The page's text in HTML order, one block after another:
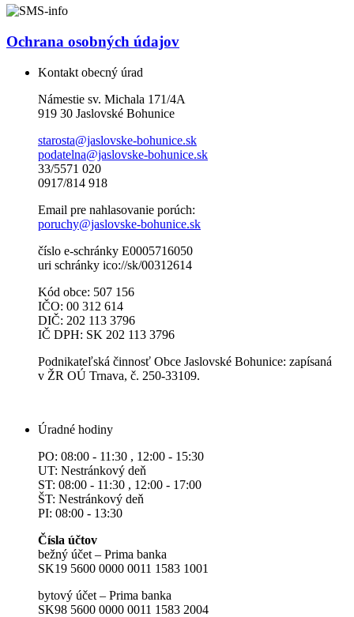
Ochrana osobných údajov
Kontakt obecný úrad
Námestie sv. Michala 171/4A
919 30 Jaslovské Bohunice
starosta@jaslovske-bohunice.sk
podatelna@jaslovske-bohunice.sk
33/5571 020
0917/814 918
Email pre nahlasovanie porúch:
poruchy@jaslovske-bohunice.sk
číslo e-schránky E0005716050
uri schránky ico://sk/00312614
Kód obce: 507 156
IČO: 00 312 614
DIČ: 202 113 3796
IČ DPH: SK 202 113 3796
Podnikateľská činnosť Obce Jaslovské Bohunice: zapísaná
v ŽR OÚ Trnava, č. 250-33109.
Úradné hodiny
PO: 08:00 - 11:30 , 12:00 - 15:30
UT: Nestránkový deň
ST: 08:00 - 11:30 , 12:00 - 17:00
ŠT: Nestránkový deň
PI: 08:00 - 13:30
Čísla účtov
bežný účet – Prima banka
SK19 5600 0000 0011 1583 1001
bytový účet – Prima banka
SK98 5600 0000 0011 1583 2004